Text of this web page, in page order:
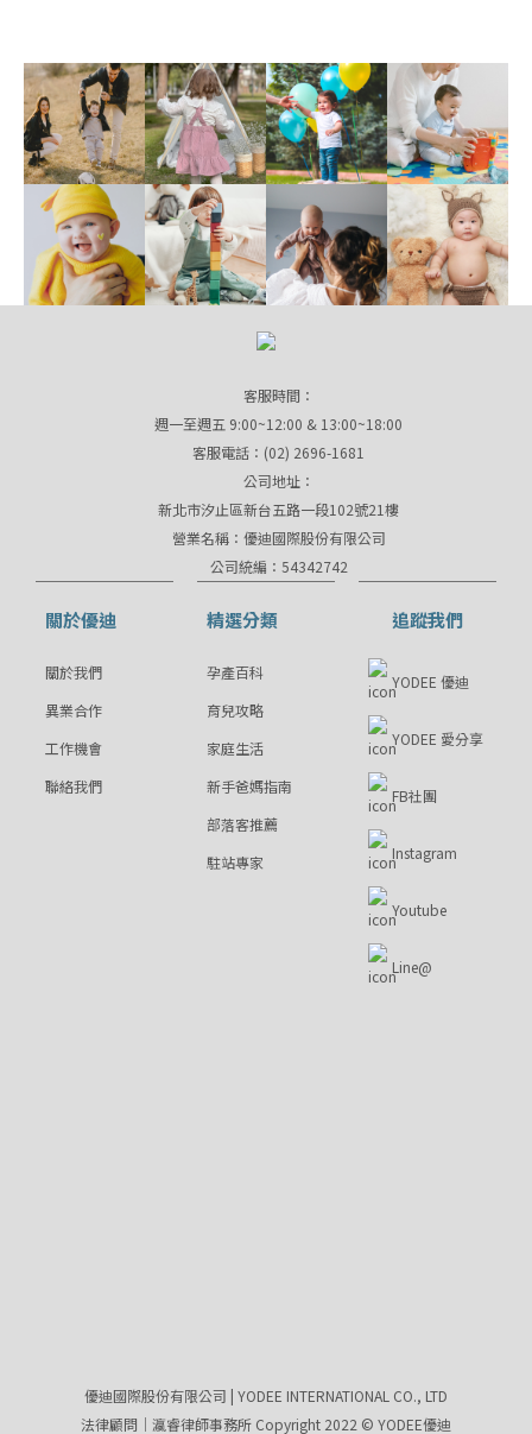
客服時間：
週一至週五 9:00~12:00 & 13:00~18:00
客服電話：(02) 2696-1681
公司地址：
新北市汐止區新台五路一段102號21樓
營業名稱：優迪國際股份有限公司
公司統編：54342742
關於優迪
關於我們
異業合作
工作機會
聯絡我們
精選分類
孕產百科
育兒攻略
家庭生活
新手爸媽指南
部落客推薦
駐站專家
追蹤我們
YODEE 優迪
YODEE 愛分享
FB社團
Instagram
Youtube
Line@
優迪國際股份有限公司 | YODEE INTERNATIONAL CO., LTD
法律顧問｜瀛睿律師事務所 Copyright 2022 © YODEE優迪